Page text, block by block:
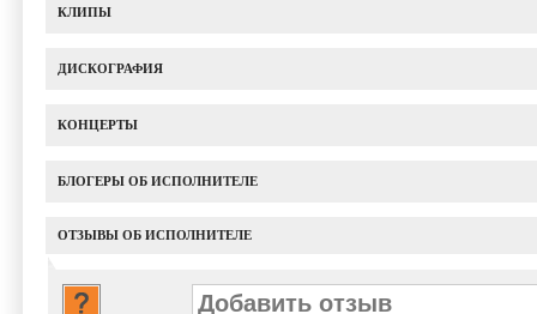
КЛИПЫ
ДИСКОГРАФИЯ
КОНЦЕРТЫ
БЛОГЕРЫ ОБ ИСПОЛНИТЕЛЕ
ОТЗЫВЫ ОБ ИСПОЛНИТЕЛЕ